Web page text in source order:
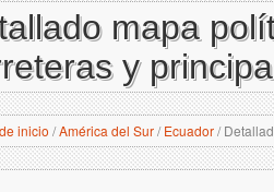
mapa
y
inicio /América del Sur/ Ecuador/